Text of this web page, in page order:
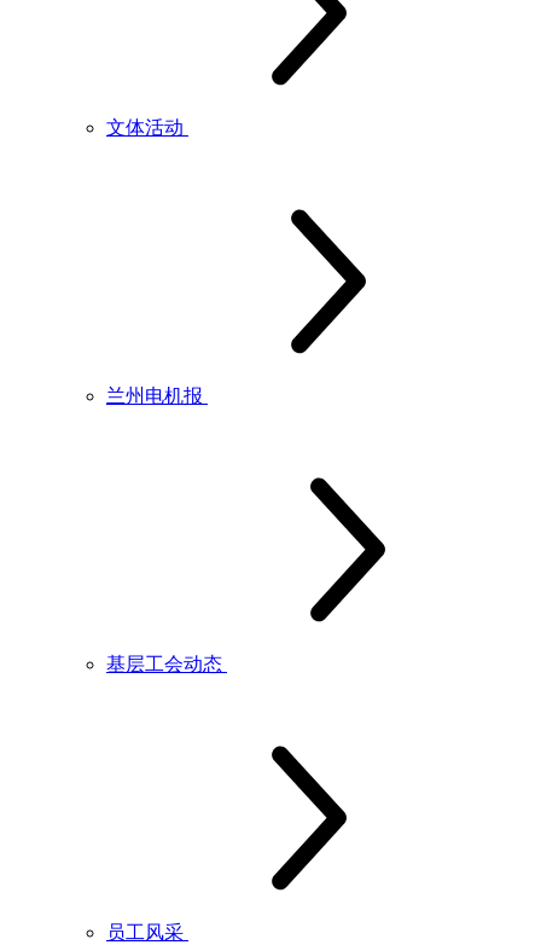
文体活动
兰州电机报
基层工会动态
员工风采